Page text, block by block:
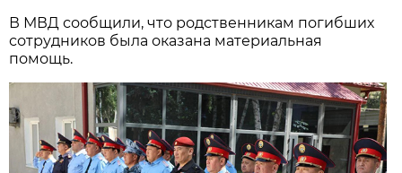
В МВД сообщили, что родственникам погибших
сотрудников была оказана материальная
помощь.